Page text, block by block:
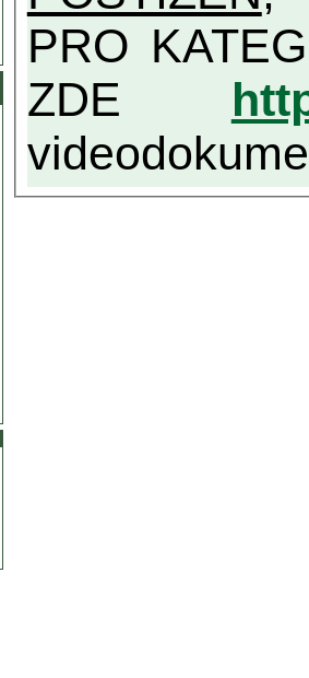
PRO KATEGORII TĚCH VŮBEC
ZDE